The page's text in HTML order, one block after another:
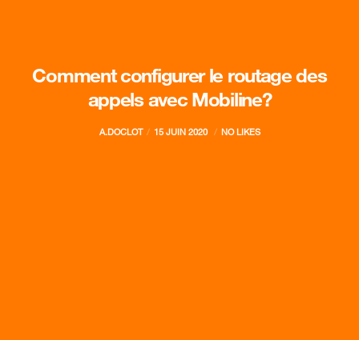
Comment configurer le routage des
appels avec Mobiline?
A.DOCLOT 15 JUIN 2020 NO LIKES